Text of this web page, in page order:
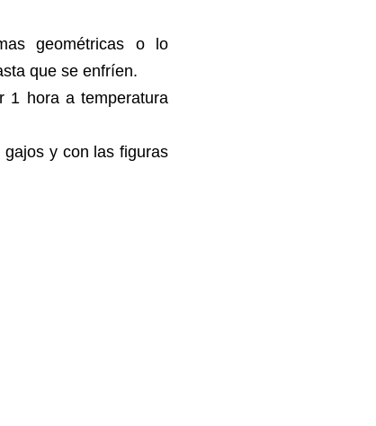
geométricas o lo
que se enfríen.
1 hora a temperatura
y con las figuras